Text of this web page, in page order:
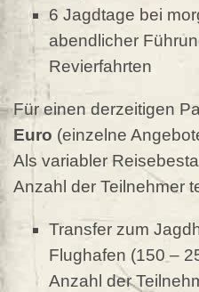
6 Jagdtage bei
abendlicher
Revierfahrten
Für einen derzeitigen
Euro (einzelne
Als variabler
Anzahl der Teilnehmer
Transfer zum
Flughafen (150 –
Anzahl der